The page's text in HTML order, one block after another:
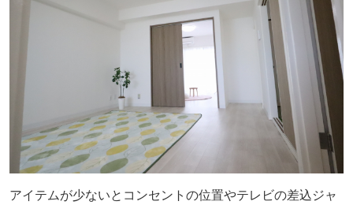
アイテムが少ないとコンセントの位置やテレビの差込ジャ